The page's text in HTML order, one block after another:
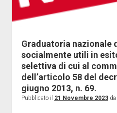
Graduatoria nazionale
socialmente utili in
selettiva di cui al
dell’articolo 58 del
giugno 2013, n. 69.
Pubblicato il 21 Novembre 2023da